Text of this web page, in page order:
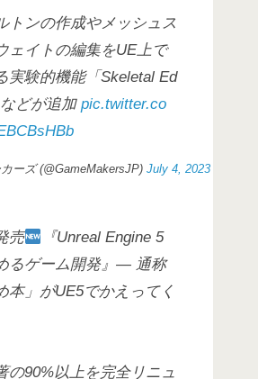
トンの作成やメッシュス
ェイトの編集をUE上で
実験的機能「Skeletal Ed
どが追加 pic.twitter.co
ーズ (@GameMakersJP) July 4, 2023
売
『Unreal Engine 5
るゲーム開発』— 通称
本」がUE5でかえってく
の90%以上を完全リニュ